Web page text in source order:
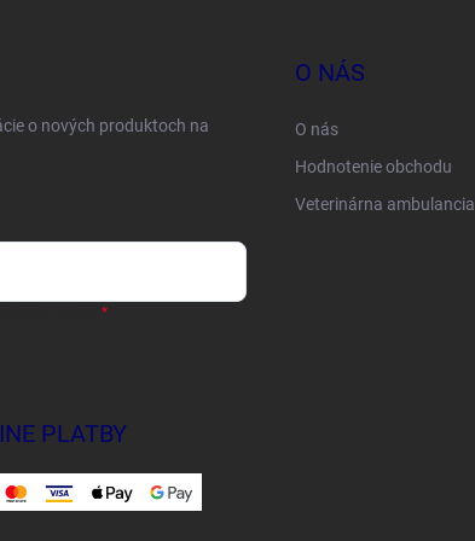
o nových produktoch na
O NÁS
O nás
Hodnotenie obchodu
Veterinárna ambulancia
PLATBY